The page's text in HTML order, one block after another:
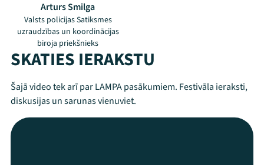
Mana programma
Arturs Smilga
Valsts policijas Satiksmes
uzraudzības un koordinācijas
biroja priekšnieks
SKATIES IERAKSTU
Šajā video tek arī par LAMPA pasākumiem. Festivāla ieraksti,
diskusijas un sarunas vienuviet.